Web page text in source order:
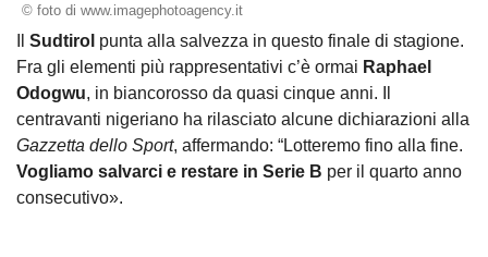
© foto di www.imagephotoagency.it
Sudtirol punta alla salvezza in questo finale di stagione.
Fra gli elementi più rappresentativi c’è ormai Raphael
Odogwu, in biancorosso da quasi cinque anni. Il
centravanti nigeriano ha rilasciato alcune dichiarazioni alla
Gazzetta dello Sport, affermando: “Lotteremo fino alla fine.
Vogliamo salvarci e restare in Serie B per il quarto anno
consecutivo».